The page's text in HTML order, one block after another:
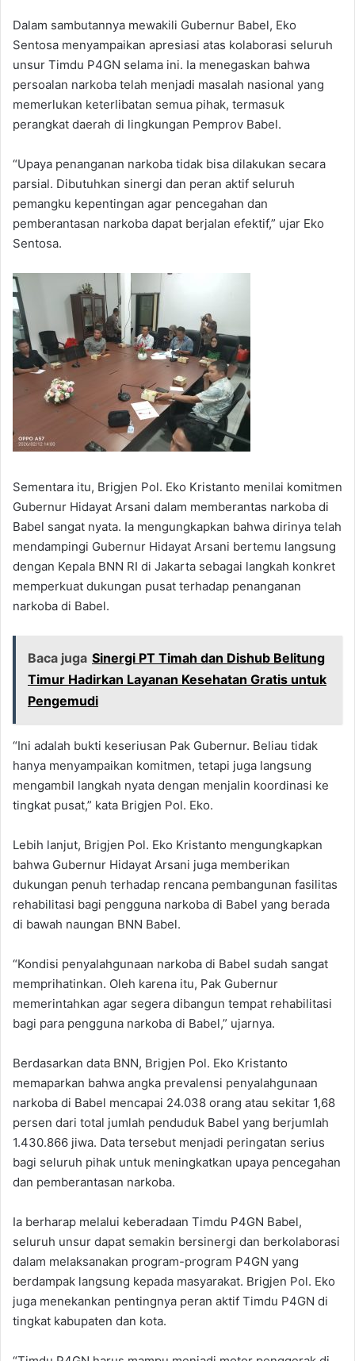
Dalam sambutannya mewakili Gubernur Babel, Eko
Sentosa menyampaikan apresiasi atas kolaborasi seluruh
unsur Timdu P4GN selama ini. Ia menegaskan bahwa
persoalan narkoba telah menjadi masalah nasional yang
memerlukan keterlibatan semua pihak, termasuk
perangkat daerah di lingkungan Pemprov Babel.
“Upaya penanganan narkoba tidak bisa dilakukan secara
parsial. Dibutuhkan sinergi dan peran aktif seluruh
pemangku kepentingan agar pencegahan dan
pemberantasan narkoba dapat berjalan efektif,” ujar Eko
Sentosa.
Sementara itu, Brigjen Pol. Eko Kristanto menilai komitmen
Gubernur Hidayat Arsani dalam memberantas narkoba di
Babel sangat nyata. Ia mengungkapkan bahwa dirinya telah
mendampingi Gubernur Hidayat Arsani bertemu langsung
dengan Kepala BNN RI di Jakarta sebagai langkah konkret
memperkuat dukungan pusat terhadap penanganan
narkoba di Babel.
Baca juga Sinergi PT Timah dan Dishub Belitung
Timur Hadirkan Layanan Kesehatan Gratis untuk
Pengemudi
“Ini adalah bukti keseriusan Pak Gubernur. Beliau tidak
hanya menyampaikan komitmen, tetapi juga langsung
mengambil langkah nyata dengan menjalin koordinasi ke
tingkat pusat,” kata Brigjen Pol. Eko.
Lebih lanjut, Brigjen Pol. Eko Kristanto mengungkapkan
bahwa Gubernur Hidayat Arsani juga memberikan
dukungan penuh terhadap rencana pembangunan fasilitas
rehabilitasi bagi pengguna narkoba di Babel yang berada
di bawah naungan BNN Babel.
“Kondisi penyalahgunaan narkoba di Babel sudah sangat
memprihatinkan. Oleh karena itu, Pak Gubernur
memerintahkan agar segera dibangun tempat rehabilitasi
bagi para pengguna narkoba di Babel,” ujarnya.
Berdasarkan data BNN, Brigjen Pol. Eko Kristanto
memaparkan bahwa angka prevalensi penyalahgunaan
narkoba di Babel mencapai 24.038 orang atau sekitar 1,68
persen dari total jumlah penduduk Babel yang berjumlah
1.430.866 jiwa. Data tersebut menjadi peringatan serius
bagi seluruh pihak untuk meningkatkan upaya pencegahan
dan pemberantasan narkoba.
Ia berharap melalui keberadaan Timdu P4GN Babel,
seluruh unsur dapat semakin bersinergi dan berkolaborasi
dalam melaksanakan program-program P4GN yang
berdampak langsung kepada masyarakat. Brigjen Pol. Eko
juga menekankan pentingnya peran aktif Timdu P4GN di
tingkat kabupaten dan kota.